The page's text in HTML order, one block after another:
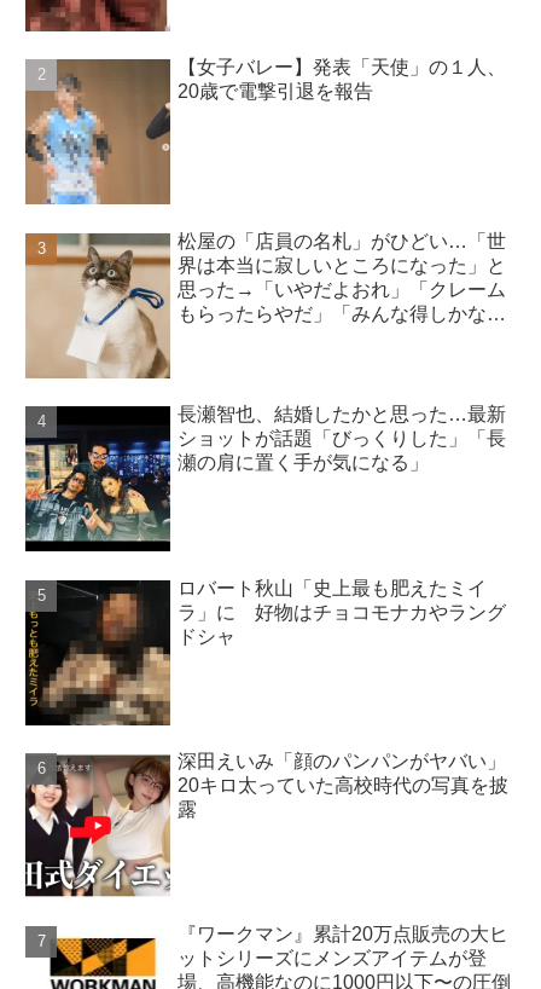
【女子バレー】発表「天使」の１人、
20歳で電撃引退を報告
松屋の「店員の名札」がひどい…「世
界は本当に寂しいところになった」と
思った→「いやだよおれ」「クレーム
もらったらやだ」「みんな得しかな
長瀬智也、結婚したかと思った…最新
ショットが話題「びっくりした」「長
瀬の肩に置く手が気になる」
ロバート秋山「史上最も肥えたミイ
ラ」に 好物はチョコモナカやラング
ドシャ
深田えいみ「顔のパンパンがヤバい」
20キロ太っていた高校時代の写真を披
露
『ワークマン』累計20万点販売の大ヒ
ットシリーズにメンズアイテムが登
場、高機能なのに1000円以下〜の圧倒